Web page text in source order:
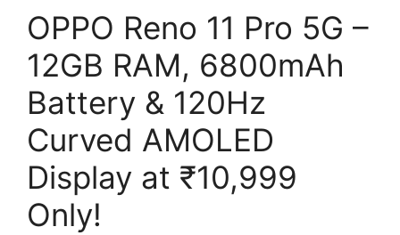
OPPO Reno 11 Pro 5G –
12GB RAM, 6800mAh
Battery & 120Hz
Curved AMOLED
Display at ₹10,999
Only!